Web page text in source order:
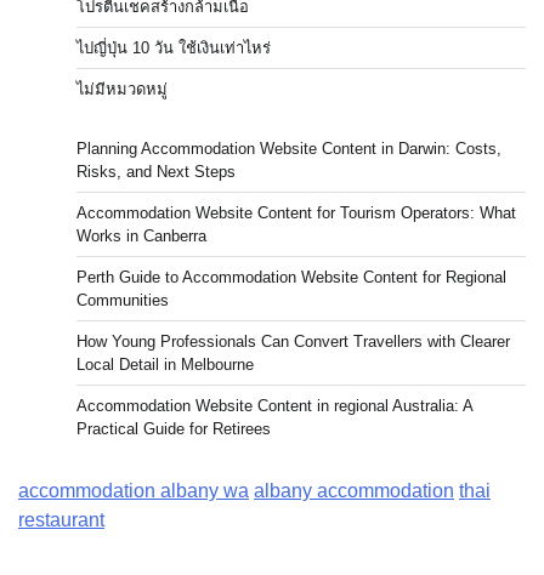
โปรตีนเชคสร้างกล้ามเนื้อ
ไปญี่ปุ่น 10 วัน ใช้เงินเท่าไหร่
ไม่มีหมวดหมู่
Planning Accommodation Website Content in Darwin: Costs,
Risks, and Next Steps
Accommodation Website Content for Tourism Operators: What
Works in Canberra
Perth Guide to Accommodation Website Content for Regional
Communities
How Young Professionals Can Convert Travellers with Clearer
Local Detail in Melbourne
Accommodation Website Content in regional Australia: A
Practical Guide for Retirees
accommodation albany wa albany accommodation thai
restaurant